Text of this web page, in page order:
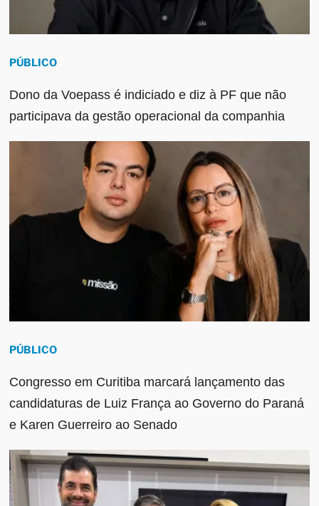
PÚBLICO
Dono da Voepass é indiciado e diz à PF que não
participava da gestão operacional da companhia
PÚBLICO
Congresso em Curitiba marcará lançamento das
candidaturas de Luiz França ao Governo do Paraná
e Karen Guerreiro ao Senado